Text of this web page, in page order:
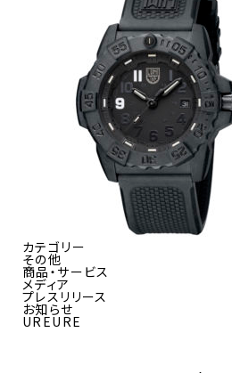
カテゴリー
その他
商品・サービス
メディア
プレスリリース
お知らせ
UREURE